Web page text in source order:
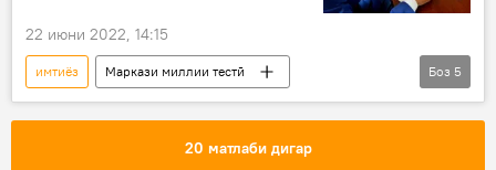
22 июни 2022, 14:15
имтиёз
Маркази миллии тестӣ
Дар Тоҷикистон
Душанбе
таҳсилот
Боз 5
20 матлаби дигар